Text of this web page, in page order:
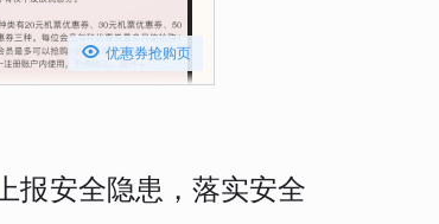
 优惠券抢购页
报安全隐患，落实安全